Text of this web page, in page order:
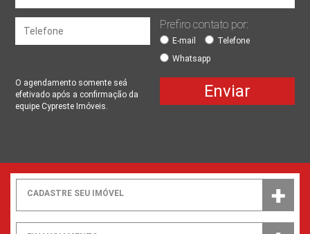
Prefiro contato por:
E-mail
Telefone
Whatsapp
O agendamento somente seá
efetivado após a confirmação da
equipe Cypreste Imóveis.
Enviar
CADASTRE SEU IMÓVEL